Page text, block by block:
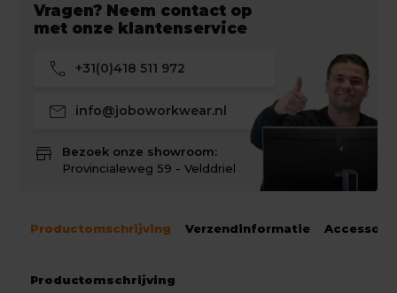
Vragen? Neem contact op
met onze klantenservice
call +31(0)418 511 972
mail info@joboworkwear.nl
store
Bezoek onze showroom:
Provincialeweg 59 - Velddriel
Productomschrijving Verzendinformatie
Productomschrijving